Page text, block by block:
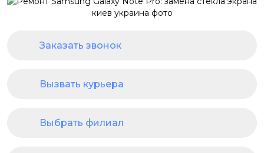
Заказать звонок
Вызвать курьера
Выбрать филиал